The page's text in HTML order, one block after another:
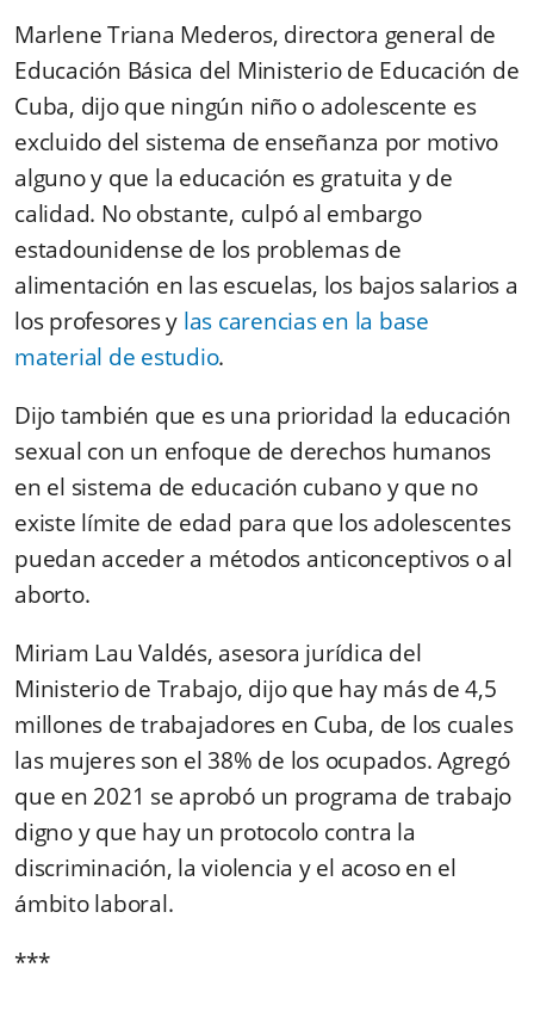
Marlene Triana Mederos, directora general de
Educación Básica del Ministerio de Educación de
Cuba, dijo que ningún niño o adolescente es
excluido del sistema de enseñanza por motivo
alguno y que la educación es gratuita y de
calidad. No obstante, culpó al embargo
estadounidense de los problemas de
alimentación en las escuelas, los bajos salarios a
los profesores y las carencias en la base
material de estudio.
Dijo también que es una prioridad la educación
sexual con un enfoque de derechos humanos
en el sistema de educación cubano y que no
existe límite de edad para que los adolescentes
puedan acceder a métodos anticonceptivos o al
aborto.
Miriam Lau Valdés, asesora jurídica del
Ministerio de Trabajo, dijo que hay más de 4,5
millones de trabajadores en Cuba, de los cuales
las mujeres son el 38% de los ocupados. Agregó
que en 2021 se aprobó un programa de trabajo
digno y que hay un protocolo contra la
discriminación, la violencia y el acoso en el
ámbito laboral.
***